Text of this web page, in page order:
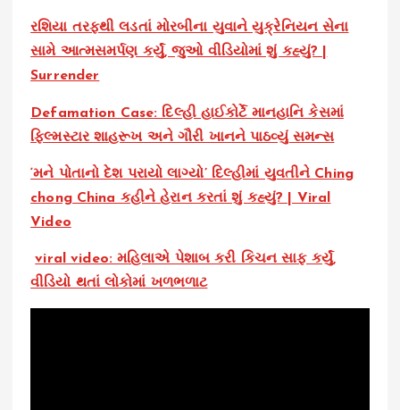
રશિયા તરફથી લડતાં મોરબીના યુવાને યુક્રેનિયન સેના
સામે આત્મસમર્પણ કર્યું, જુઓ વીડિયોમાં શું કહ્યું? |
Surrender
Defamation Case: દિલ્હી હાઈકોર્ટે માનહાનિ કેસમાં
ફિલ્મસ્ટાર શાહરૂખ અને ગૌરી ખાનને પાઠવ્યું સમન્સ
‘મને પોતાનો દેશ પરાયો લાગ્યો’ દિલ્હીમાં યુવતીને Ching
chong China કહીને હેરાન કરતાં શું કહ્યું? | Viral
Video
viral video: મહિલાએ પેશાબ કરી કિચન સાફ કર્યું,
વીડિયો થતાં લોકોમાં ખળભળાટ